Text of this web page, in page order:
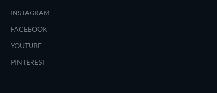
INSTAGRAM
FACEBOOK
YOUTUBE
PINTEREST